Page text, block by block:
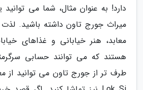
دارد! به عنوان مثال، شما می
میراث جورج تاون داشته باشید.
معابد، هنر خیابانی و غذاهای
هستند که می توانند حسابی